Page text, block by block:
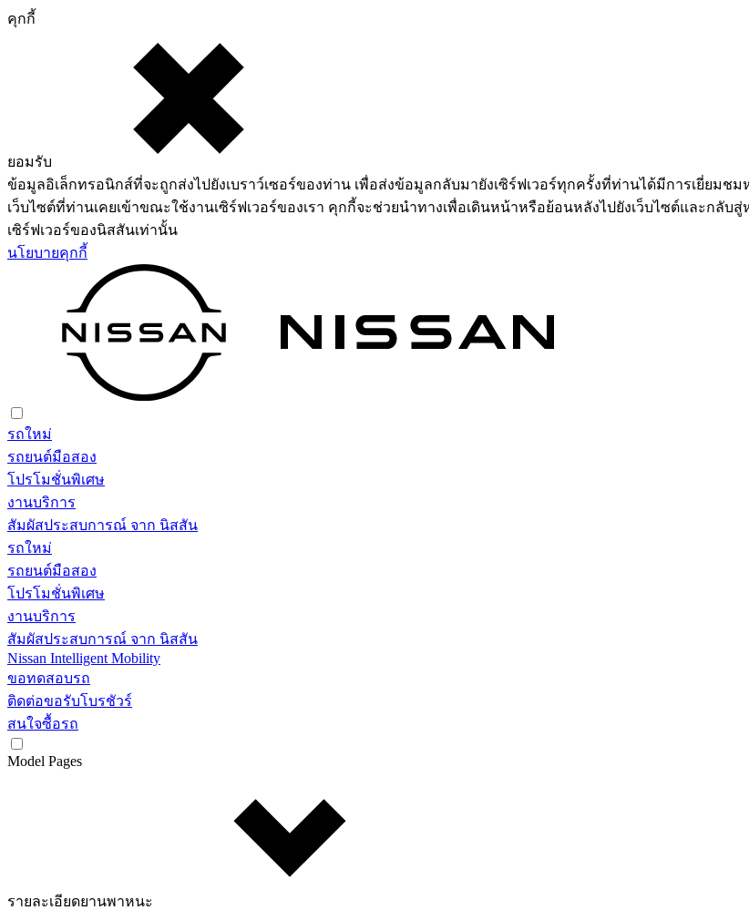
คุกกี้
ยอมรับ
ข้อมูลอิเล็กทรอนิกส์ที่จะถูกส่งไปยังเบราว์เซอร์ของท่าน เพื่อส่งข้อมูลกลับมายังเซิร์ฟเวอร์ทุกครั้งที่ท่านได้มีการเยี่ยมช
เว็บไซต์ที่ท่านเคยเข้าขณะใช้งานเซิร์ฟเวอร์ของเรา คุกกี้จะช่วยนำทางเพื่อเดินหน้าหรือย้อนหลังไปยังเว็บไซต์และกลั
เซิร์ฟเวอร์ของนิสสันเท่านั้น
นโยบายคุกกี้
รถใหม่
รถยนต์มือสอง
โปรโมชั่นพิเศษ
งานบริการ
สัมผัสประสบการณ์ จาก นิสสัน
รถใหม่
รถยนต์มือสอง
โปรโมชั่นพิเศษ
งานบริการ
สัมผัสประสบการณ์ จาก นิสสัน
Nissan Intelligent Mobility
ขอทดสอบรถ
ติดต่อขอรับโบรชัวร์
สนใจซื้อรถ
Model Pages
รายละเอียดยานพาหนะ